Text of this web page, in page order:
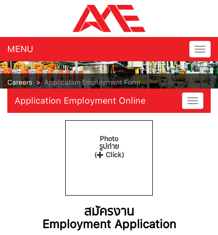
MENU
Careers >Application Employment Form
Toggle
Application Employment Online
Photo
รูปถ่าย
(
Click)
สมัครงาน
Employment Application